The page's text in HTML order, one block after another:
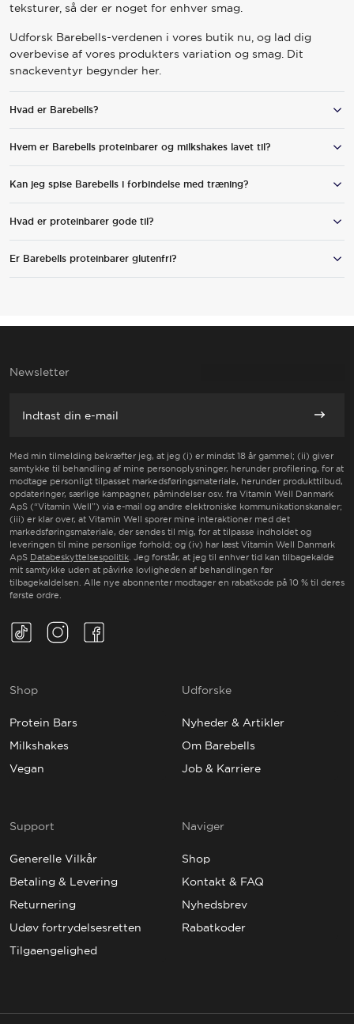
teksturer, så der er noget for enhver smag.
Udforsk Barebells-verdenen i vores butik nu, og lad dig
overbevise af vores produkters variation og smag. Dit
snackeventyr begynder her.
Hvad er Barebells?
Barebells blev lanceret i 2016 og er et funktionelt
fødevaremærke, der tilbyder et bredt udvalg af
proteinberigede alternativer til snacks og måltider – uden at
gå på kompromis med smagen.
Hvem er Barebells proteinbarer og milkshakes lavet til?
Barebells proteinberigede snacks er velegnede til alle, der vil
forkæle sig selv med noget virkelig lækkert.
Kan jeg spise Barebells i forbindelse med træning?
Ja, det kan du. Vores Original Proteinbarer med 20 gram
protein og ingen tilsat sukker samt Barebells Milkshakes med
24 gram protein og ingen tilsat sukker er eksempler på lækre
snacks før eller efter træning. Protein bidrager til at øge og
Hvad er proteinbarer gode til?
På grund af deres høje proteinindhold er proteinbarer en
praktisk, velsmagende og sundere erstatning for
De kan hjælpe med at øge dit daglige proteinindtag og
vedligeholdelse og vækst af muskelmasse og fungerer også
Er Barebells proteinbarer glutenfri?
Shop
Protein Bars
Milkshakes
Vegan
Udforske
Nyheder & Artikler
Om Barebells
Job & Karriere
Support
Generelle Vilkår
Betaling & Levering
Returnering
Udøv fortrydelsesretten
Tilgaengelighed
Naviger
Shop
Kontakt & FAQ
Nyhedsbrev
Rabatkoder
Newsletter
Med min tilmelding bekræfter jeg, at jeg (i) er mindst 18 år gammel; (ii) giver
samtykke til behandling af mine personoplysninger, herunder profilering, for at
modtage personligt tilpasset markedsføringsmateriale, herunder produkttilbud,
opdateringer, særlige kampagner, påmindelser osv. fra Vitamin Well Danmark
ApS (“Vitamin Well”) via e-mail og andre elektroniske kommunikationskanaler;
(iii) er klar over, at Vitamin Well sporer mine interaktioner med det
markedsføringsmateriale, der sendes til mig, for at tilpasse indholdet og
leveringen til mine personlige forhold; og (iv) har læst Vitamin Well Danmark
ApS Databeskyttelsespolitik . Jeg forstår, at jeg til enhver tid kan tilbagekalde
mit samtykke uden at påvirke lovligheden af behandlingen før
tilbagekaldelsen. Alle nye abonnenter modtager en rabatkode på 10 % til deres
første ordre.
TikTok(Opens in a new tab)
Instagram(Opens in a new tab)
Facebook(Opens in a new tab)